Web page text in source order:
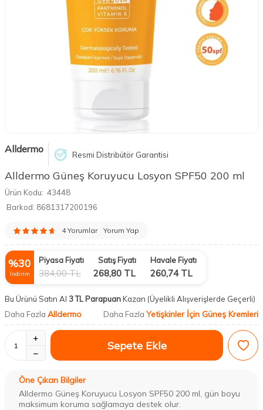
Alldermo Resmi Distribütör Garantisi
Alldermo Güneş Koruyucu Losyon SPF50 200 ml
Ürün Kodu: 43448
Barkod: 8681317200196
4 Yorumlar Yorum Yap
%30
İndirim
Piyasa Fiyatı
384,00TL
Satış Fiyatı
268,80 TL
Havale Fiyatı
260,74TL
Bu Ürünü Satın Al 3 TL ParapuanKazan (Üyelikli Alışverişlerde Geçerli)
Daha Fazla Alldermo Daha Fazla Yetişkinler İçin Güneş Kremleri
Sepete Ekle
Öne Çıkan Bilgiler
Alldermo Güneş Koruyucu Losyon SPF50 200 ml, gün boyu
maksimum koruma sağlamaya destek olur.